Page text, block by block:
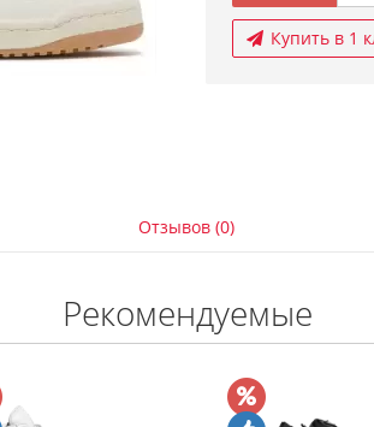
Купить в 1
Отзывов (0)
Рекомендуемые